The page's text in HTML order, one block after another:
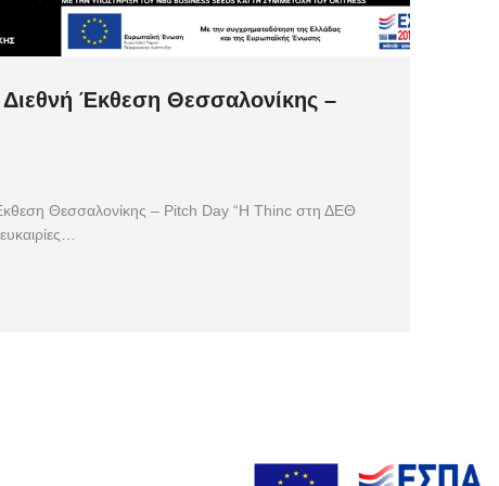
Έκθεση Θεσσαλονίκης –
Θεσσαλονίκης – Pitch Day “Η Thinc στη ΔΕΘ